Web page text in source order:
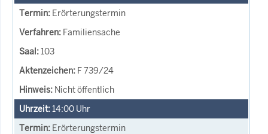
Erörterungstermin
Familiensache
103
F 739/24
Nicht öffentlich
14:00 Uhr
Erörterungstermin